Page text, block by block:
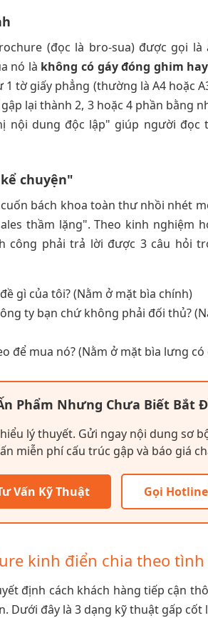
(đọc là bro-sua) được gọi
nó là không có gáy đóng ghim
tờ giấy phẳng (thường là A4 hoặc
lại thành 2, 3 hoặc 4 phần bằng
nội dung độc lập" giúp người đọc
chuyện"
bách khoa toàn thư nhồi nhét
thầm lặng". Theo kinh nghiệm
công phải trả lời được 3 câu hỏi
gì của tôi? (Nằm ở mặt bìa chính)
ty bạn chứ không phải đối thủ?
để mua nó? (Nằm ở mặt bìa lưng có
Phẩm Nhưng Chưa Biết Bắt
lý thuyết. Gửi ngay nội dung sơ
miễn phí cấu trúc gập và báo giá
Vấn Kỹ Thuật Gọi
kinh điển chia theo
định cách khách hàng tiếp cận
Dưới đây là 3 dạng kỹ thuật gấp cốt